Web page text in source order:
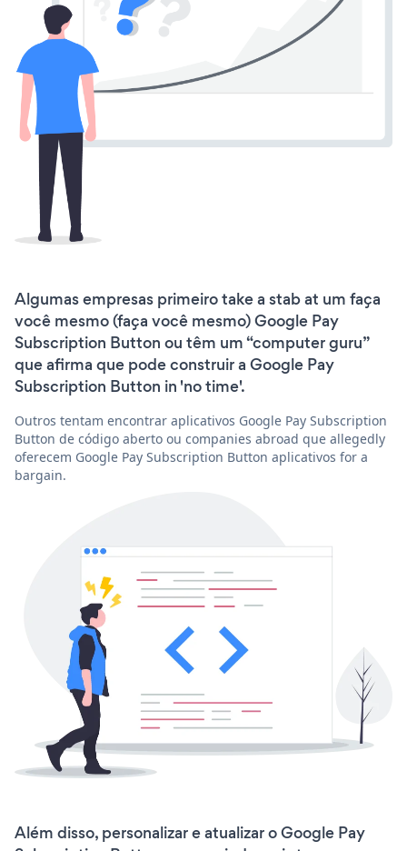
Algumas empresas primeiro take a stab at um faça
você mesmo (faça você mesmo) Google Pay
Subscription Button ou têm um “computer guru”
que afirma que pode construir a Google Pay
Subscription Button in 'no time'.
Outros tentam encontrar aplicativos Google Pay Subscription
Button de código aberto ou companies abroad que allegedly
oferecem Google Pay Subscription Button aplicativos for a
bargain.
Além disso, personalizar e atualizar o Google Pay